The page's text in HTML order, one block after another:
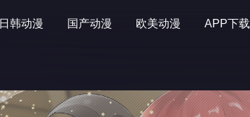
日韩动漫 国产动漫 欧美动漫 APP下载